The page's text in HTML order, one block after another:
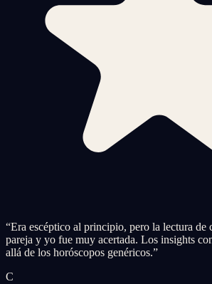
“Era escéptico al principio, pero la lectura de
pareja y yo fue muy acertada. Los insights
allá de los horóscopos genéricos.”
C